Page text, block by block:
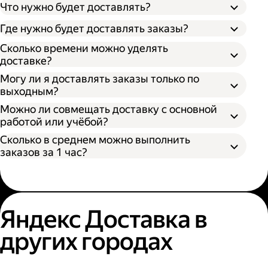
Через парк;
Через парк как самозанятый;
Как самозанятый;
Как индивидуальный предприниматель;
Что нужно будет доставлять?
Где нужно будет доставлять заказы?
Сколько времени можно уделять
доставке?
Могу ли я доставлять заказы только по
выходным?
Можно ли совмещать доставку с основной
работой или учёбой?
Сколько в среднем можно выполнить
заказов за 1 час?
Яндекс Доставка в
других городах